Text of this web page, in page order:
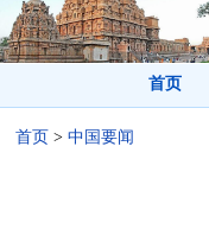
首页
首页 > 中国要闻